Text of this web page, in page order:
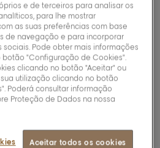
e de terceiros para analisar os
para lhe mostrar
as suas preferências com base
de navegação e para incorporar
Pode obter mais informações
"Configuração de Cookies".
clicando no botão "Aceitar" ou
utilização clicando no botão
Poderá consultar informação
Proteção de Dados na nossa
Aceitar todos os cookies